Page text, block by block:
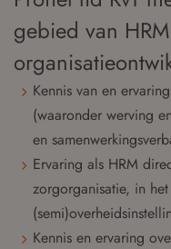
gebied van
Kennis van en
(waaronder werving
en
Ervaring als HRM
zorgorganisatie, in
Kennis en ervaring